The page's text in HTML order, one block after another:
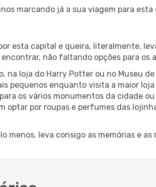
marcando já a sua viagem para esta
esta capital e queira, literalmente,
não faltando opções para os
loja do Harry Potter ou no Museu de
pequenos enquanto visita a maior
os vários monumentos da cidade
por roupas e perfumes das
menos, leva consigo as memórias e